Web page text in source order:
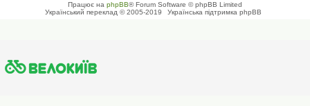
Працює на phpBB® Forum Software © phpBB Limited
Український переклад © 2005-2019
Українська підтримка phpBB